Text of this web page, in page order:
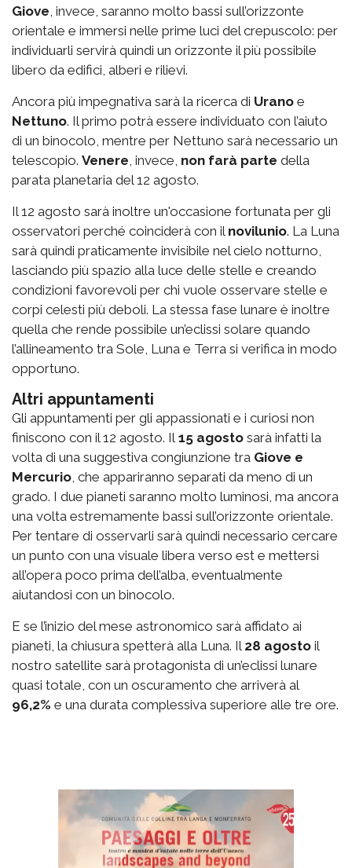
Giove, invece, saranno molto bassi sull’orizzonte
orientale e immersi nelle prime luci del crepuscolo: per
individuarli servirà quindi un orizzonte il più possibile
libero da edifici, alberi e rilievi.
Ancora più impegnativa sarà la ricerca di Urano e
Nettuno. Il primo potrà essere individuato con l’aiuto
di un binocolo, mentre per Nettuno sarà necessario un
telescopio. Venere, invece, non farà parte della
parata planetaria del 12 agosto.
Il 12 agosto sarà inoltre un'occasione fortunata per gli
osservatori perché coinciderà con il novilunio. La Luna
sarà quindi praticamente invisibile nel cielo notturno,
lasciando più spazio alla luce delle stelle e creando
condizioni favorevoli per chi vuole osservare stelle e
corpi celesti più deboli. La stessa fase lunare è inoltre
quella che rende possibile un’eclissi solare quando
l’allineamento tra Sole, Luna e Terra si verifica in modo
opportuno.
Altri appuntamenti
Gli appuntamenti per gli appassionati e i curiosi non
finiscono con il 12 agosto. Il 15 agosto sarà infatti la
volta di una suggestiva congiunzione tra Giove e
Mercurio, che appariranno separati da meno di un
grado. I due pianeti saranno molto luminosi, ma ancora
una volta estremamente bassi sull’orizzonte orientale.
Per tentare di osservarli sarà quindi necessario cercare
un punto con una visuale libera verso est e mettersi
all’opera poco prima dell’alba, eventualmente
aiutandosi con un binocolo.
E se l’inizio del mese astronomico sarà affidato ai
pianeti, la chiusura spetterà alla Luna. Il 28 agosto il
nostro satellite sarà protagonista di un’eclissi lunare
quasi totale, con un oscuramento che arriverà al
96,2% e una durata complessiva superiore alle tre ore.